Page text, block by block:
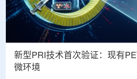
新型PRI技术首次验证：现有
微环境